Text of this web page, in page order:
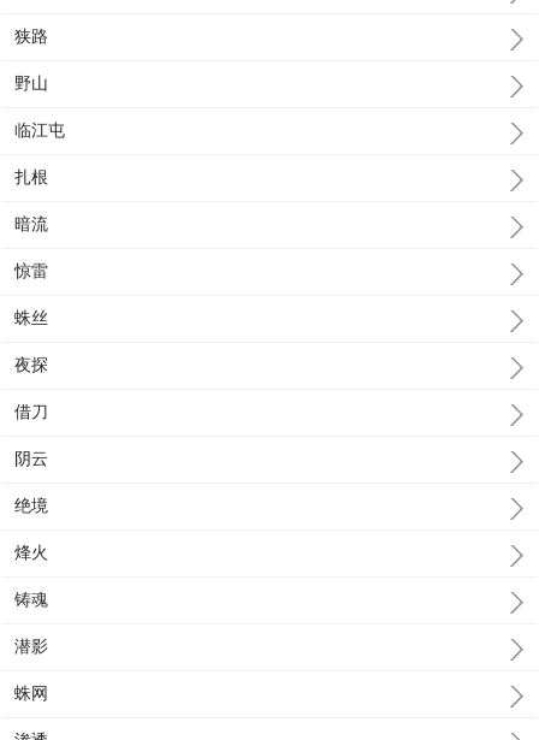
狭路
野山
临江屯
扎根
暗流
惊雷
蛛丝
夜探
借刀
阴云
绝境
烽火
铸魂
潜影
蛛网